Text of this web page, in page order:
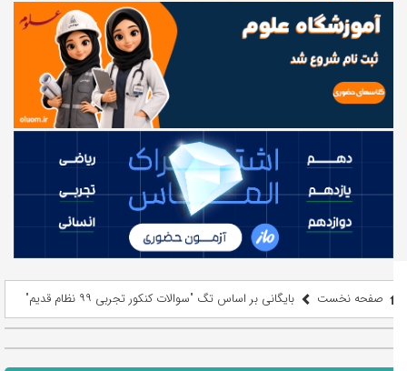
صفحه نخست بایگانی بر اساس تگ "سوالات کنکور تجربی ۹۹ نظام قدیم"